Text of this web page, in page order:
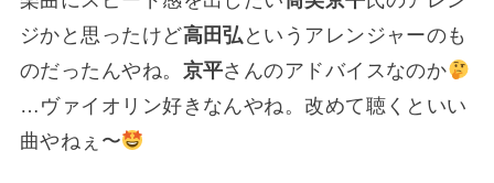
ジかと思ったけど高田弘 というアレンジャーのも
のだったんやね。 京平さんのアドバイスなのか
…ヴァイオリン好きなんやね。改めて聴くといい
曲やねぇ〜